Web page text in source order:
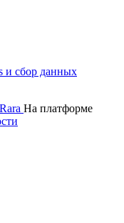
и сбор данных
На платформе